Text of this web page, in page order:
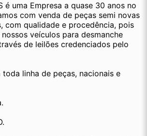
é uma Empresa a quase 30 anos no
com venda de peças semi novas
com qualidade e procedência, pois
veículos para desmanche
de leilões credenciados pelo
toda linha de peças, nacionais e